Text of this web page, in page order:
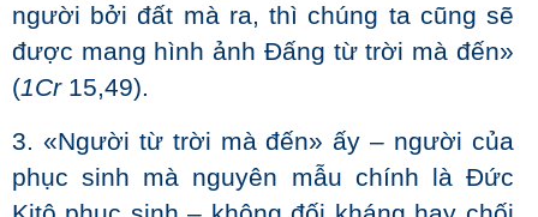
người bởi đất mà ra, thì chúng ta cũng sẽ
được mang hình ảnh Đấng từ trời mà đến»
(1Cr15,49).
3. «Người từ trời mà đến» ấy – người của
phục sinh mà nguyên mẫu chính là Đức